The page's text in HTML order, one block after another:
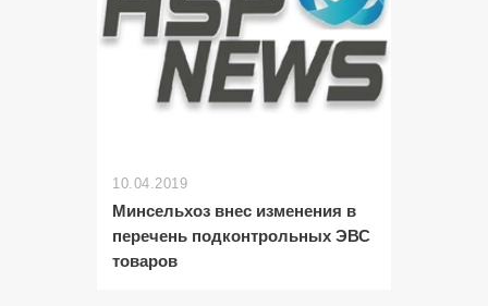
10.04.2019
Минсельхоз внес изменения в
перечень подконтрольных ЭВС
товаров